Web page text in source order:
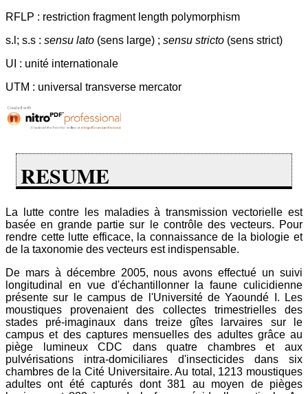
RFLP : restriction fragment length polymorphism
s.l; s.s : sensu lato (sens large) ; sensu stricto (sens strict)
UI : unité internationale
UTM : universal transverse mercator
RESUME
La lutte contre les maladies à transmission vectorielle est
basée en grande partie sur le contrôle des vecteurs. Pour
rendre cette lutte efficace, la connaissance de la biologie et
de la taxonomie des vecteurs est indispensable.
De mars à décembre 2005, nous avons effectué un suivi
longitudinal en vue d'échantillonner la faune culicidienne
présente sur le campus de l'Université de Yaoundé I. Les
moustiques provenaient des collectes trimestrielles des
stades pré-imaginaux dans treize gîtes larvaires sur le
campus et des captures mensuelles des adultes grâce au
piège lumineux CDC dans quatre chambres et aux
pulvérisations intra-domiciliares d'insecticides dans six
chambres de la Cité Universitaire. Au total, 1213 moustiques
adultes ont été capturés dont 381 au moyen de pièges